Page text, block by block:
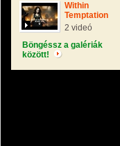
Within
Temptation
2 videó
Böngéssz a galériák
között!